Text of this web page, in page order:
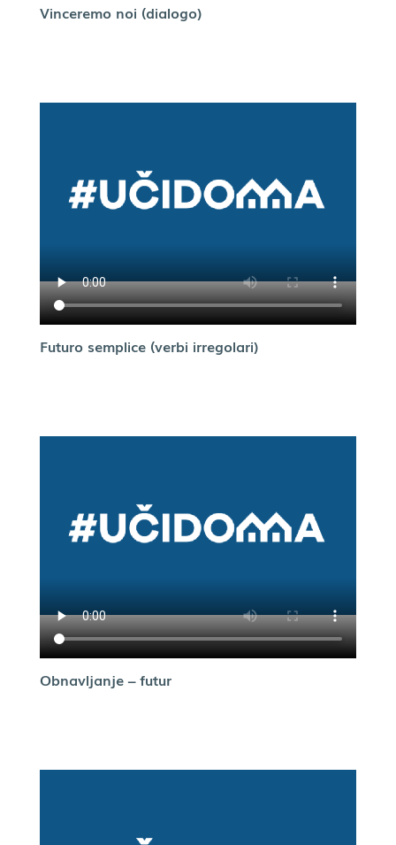
Vinceremo noi (dialogo)
Futuro semplice (verbi irregolari)
Obnavljanje – futur